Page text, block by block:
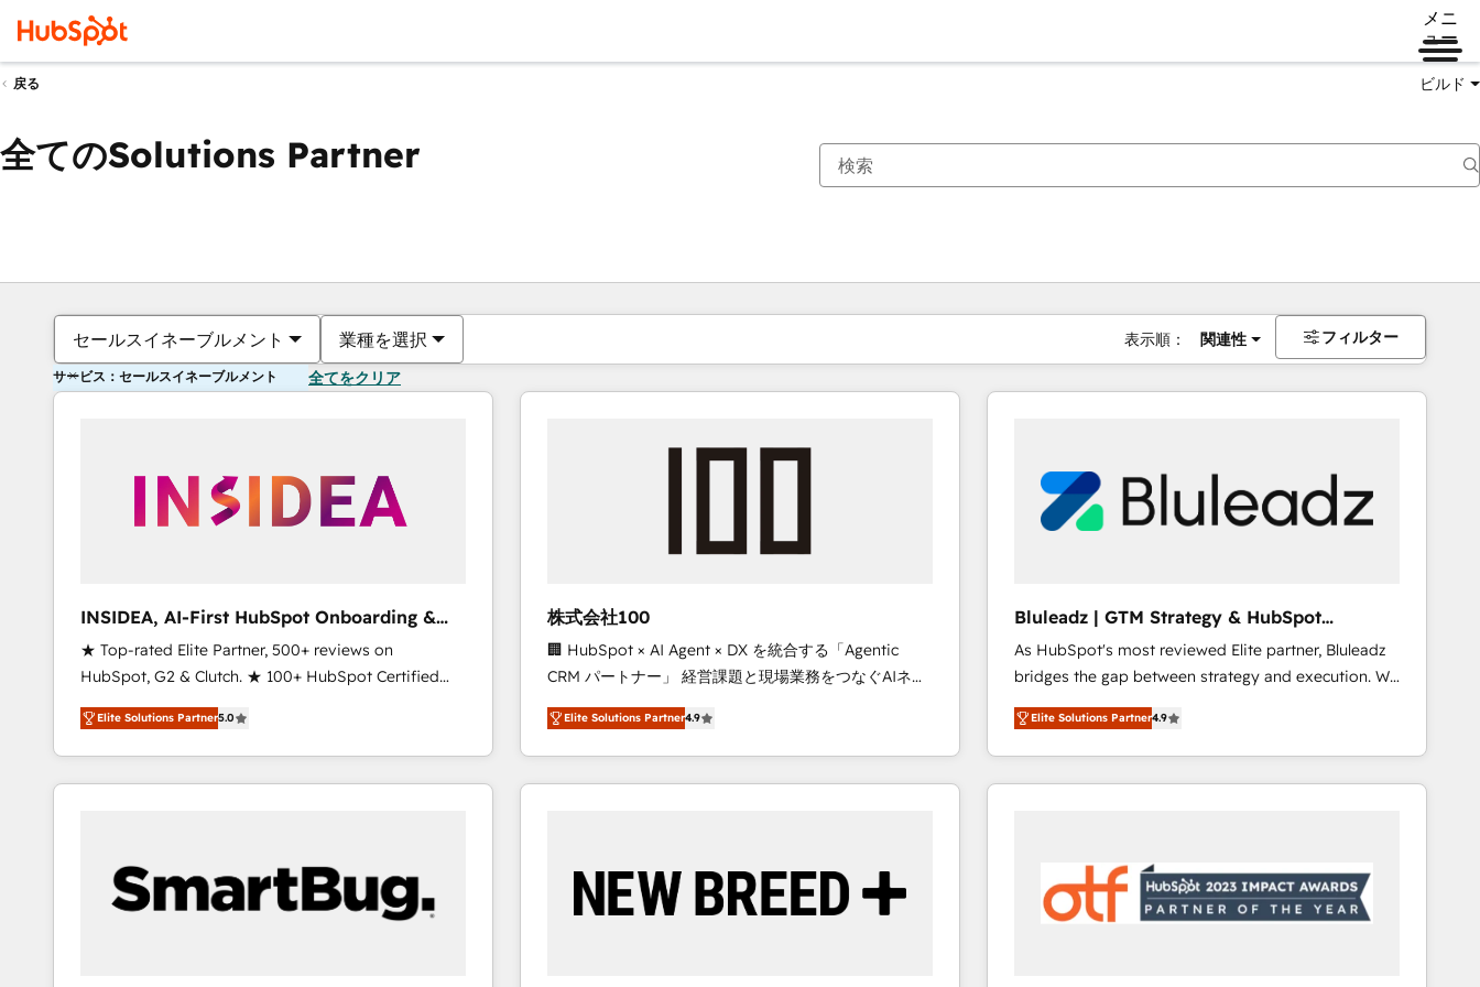
メニ
ュー
戻る ビルド
全てのSolutions Partner
セールスイネーブルメント 業種を選択 表示順： 関連性 フィルター
サービス：セールスイネーブルメント 全てをクリア
INSIDEA, AI-First HubSpot Onboarding &
RevOps
★ Top-rated Elite Partner, 500+ reviews on
HubSpot, G2 & Clutch. ★ 100+ HubSpot Certified
Experts & Trainers across the team ★ 1,500+
implementations across five continents ★ AI-First,
RevOps-led, Onboarding obsessed ★ Company of
the Year 2024/25 INSIDEA helps growing companies
workflows that drive adoption from week one, in
your time zone. What we do ➤ Onboarding: Live in
weeks, with workflows built around your business,
Elite Solutions Partner5.0
株式会社100
🏢 HubSpot × AI Agent × DX を統合する「Agentic
CRM パートナー」 経営課題と現場業務をつなぐAIネイ
ティブ・エージェンシーとして、HubSpot Eliteの実装
力で顧客フロント業務を再設計します。 💡 100inc は何
をする会社か？ HubSpotを共通基盤に、AIエージェン
トを組み込んだ顧客フロント業務（マーケティング・営
を、CRMを軸とした全社共通基盤に再構築します。意
思決定者・PMO・現場担当者に並走します。 1️⃣
Elite Solutions Partner4.9
Bluleadz | GTM Strategy & HubSpot
Implementation
As HubSpot's most reviewed Elite partner, Bluleadz
bridges the gap between strategy and execution. We
don't just "set up tools" — we install the GTM
Operating System (GTM OS) to align your leadership
and engineer a portal that drives predictable
revenue velocity. 🚀 GTM Strategy & Alignment
"accelerating a mess." ⚙️ Elite Engineering & AI
Scalable Architecture: Zero-technical-debt setup
across all Hubs, validated by our 7 HubSpot
Elite Solutions Partner4.9
現在の場所ページ
ページページページページページページページページページページ